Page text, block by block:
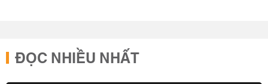
ĐỌC NHIỀU NHẤT